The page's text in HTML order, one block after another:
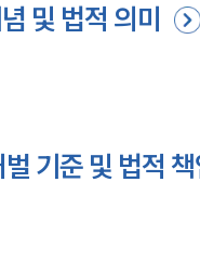
및 법적 의미
기준 및 법적 책